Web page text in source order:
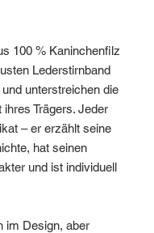
100 % Kaninchenfilz
Lederstirnband
unterstreichen die
ihres Trägers. Jeder
– er erzählt seine
hat seinen
und ist individuell
im Design, aber